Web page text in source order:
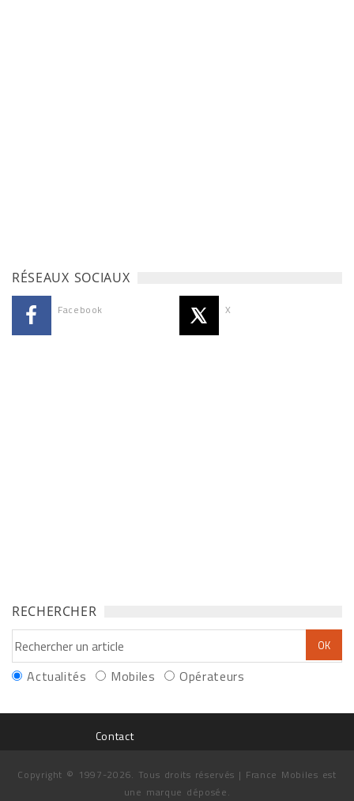
RÉSEAUX SOCIAUX
Facebook X
RECHERCHER
Actualités Mobiles Opérateurs
Contact
Copyright © 1997-2026. Tous droits réservés | France Mobiles est
une marque déposée.